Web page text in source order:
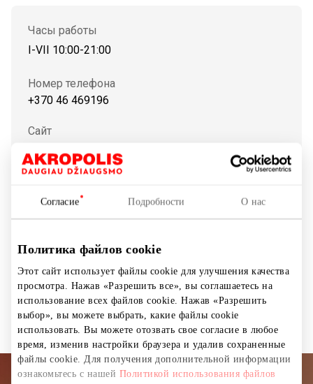
Согласие Подробности О нас
Политика файлов cookie
Этот сайт использует файлы cookie для улучшения качества
просмотра. Нажав «Разрешить все», вы соглашаетесь на
использование всех файлов cookie. Нажав «Разрешить
выбор», вы можете выбрать, какие файлы cookie
использовать. Вы можете отозвать свое согласие в любое
время, изменив настройки браузера и удалив сохраненные
файлы cookie. Для получения дополнительной информации
ознакомьтесь с нашей Политикой использования файлов
Часы работы
I-VII 10:00-21:00
Номер телефона
+370 46 469196
Сайт
https://www.pegasas.lt
Рестораны и кафе